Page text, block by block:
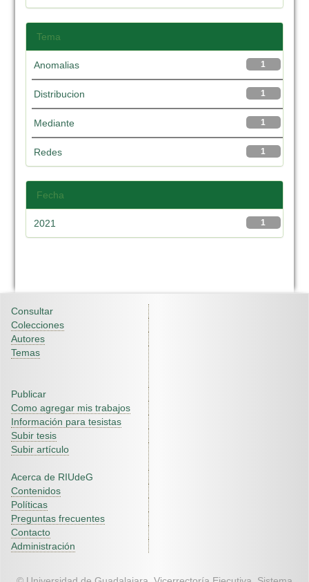
Tema
1
Anomalias
1
Distribucion
1
Mediante
1
Redes
Fecha
1
2021
Consultar
Colecciones
Autores
Temas
Publicar
Como agregar mis trabajos
Información para tesistas
Subir tesis
Subir artículo
Acerca de RIUdeG
Contenidos
Políticas
Preguntas frecuentes
Contacto
Administración